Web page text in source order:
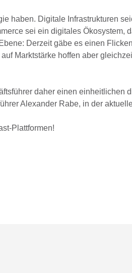
haben. Digitale Infrastrukturen
sei ein digitales Ökosystem,
Derzeit gäbe es einen
Marktstärke hoffen aber
daher einen einheitlichen
Alexander Rabe, in der
Plattformen!